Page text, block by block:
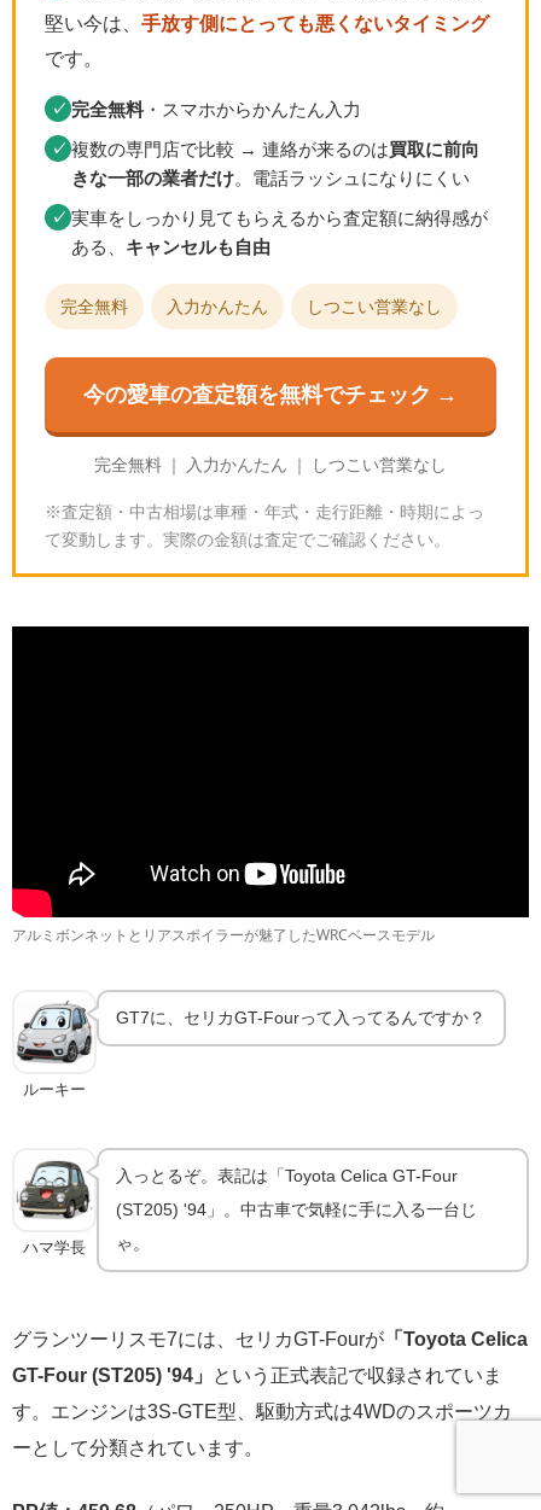
堅い今は、 手放す側にとっても悪くないタイミング
です。
✓ 完全無料 ・スマホからかんたん入力
✓ 複数の専門店で比較 → 連絡が来るのは買取に前向
きな一部の業者だけ。電話ラッシュになりにくい
✓ 実車をしっかり見てもらえるから査定額に納得感が
ある、 キャンセルも自由
完全無料 入力かんたん しつこい営業なし
今の愛車の査定額を無料でチェック →
完全無料 ｜ 入力かんたん ｜ しつこい営業なし
※査定額・中古相場は車種・年式・走行距離・時期によっ
て変動します。実際の金額は査定でご確認ください。
アルミボンネットとリアスポイラーが魅了したWRCベースモデル
ルーキー
GT7に、セリカGT-Fourって入ってるんですか？
ハマ学長
入っとるぞ。表記は「Toyota Celica GT-Four
(ST205) '94」。中古車で気軽に手に入る一台じ
ゃ。
グランツーリスモ7には、セリカGT-Fourが 「Toyota Celica
GT-Four (ST205) '94」
という正式表記で収録されていま
す。エンジンは3S-GTE型、駆動方式は4WDのスポーツカ
ーとして分類されています。